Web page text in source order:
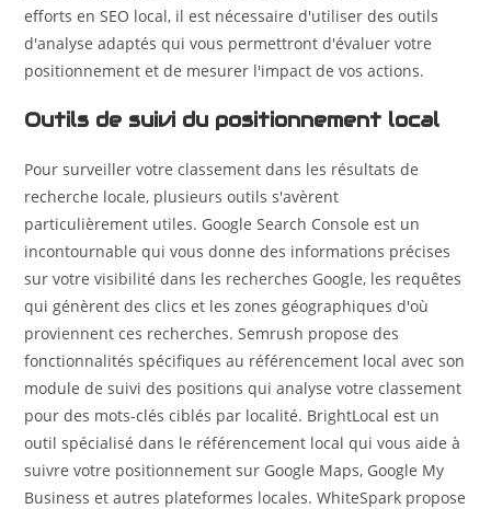
efforts en SEO local, il est nécessaire d'utiliser des outils
d'analyse adaptés qui vous permettront d'évaluer votre
positionnement et de mesurer l'impact de vos actions.
Outils de suivi du positionnement local
Pour surveiller votre classement dans les résultats de
recherche locale, plusieurs outils s'avèrent
particulièrement utiles. Google Search Console est un
incontournable qui vous donne des informations précises
sur votre visibilité dans les recherches Google, les requêtes
qui génèrent des clics et les zones géographiques d'où
proviennent ces recherches. Semrush propose des
fonctionnalités spécifiques au référencement local avec son
module de suivi des positions qui analyse votre classement
pour des mots-clés ciblés par localité. BrightLocal est un
outil spécialisé dans le référencement local qui vous aide à
suivre votre positionnement sur Google Maps, Google My
Business et autres plateformes locales. WhiteSpark propose